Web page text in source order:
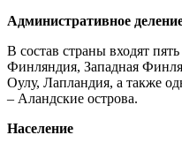
Административное
В состав страны входят
Финляндия, Западная
Оулу, Лапландия, а также
– Аландские острова.
Население